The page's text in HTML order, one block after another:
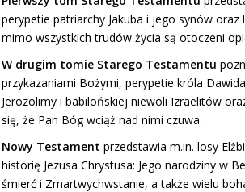
perypetie patriarchy Jakuba i jego synów
mimo wszystkich trudów życia są otoczeni
W drugim tomie Starego Testamentu
przykazaniami Bożymi, perypetie króla
Jerozolimy i babilońskiej niewoli Izraelitów
się, że Pan Bóg wciąż nad nimi czuwa.
Nowy Testament przedstawia m.in. losy
historię Jezusa Chrystusa: Jego narodziny w
śmierć i Zmartwychwstanie, a także wielu